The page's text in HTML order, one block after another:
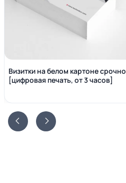
Визитки на белом картоне срочно
[цифровая печать, от 3 часов]